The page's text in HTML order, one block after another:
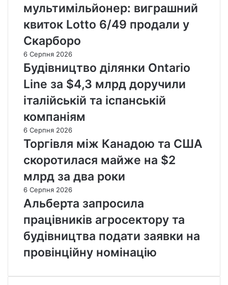
мультимільйонер: виграшний
квиток Lotto 6/49 продали у
Скарборо
6 Серпня 2026
Будівництво ділянки Ontario
Line за $4,3 млрд доручили
італійській та іспанській
компаніям
6 Серпня 2026
Торгівля між Канадою та США
скоротилася майже на $2
млрд за два роки
6 Серпня 2026
Альберта запросила
працівників агросектору та
будівництва подати заявки на
провінційну номінацію